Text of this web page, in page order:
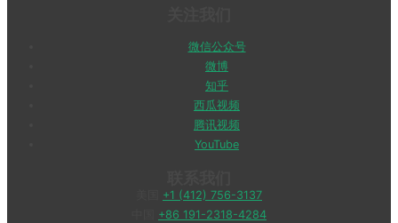
微信公众号
微博
知乎
西瓜视频
腾讯视频
YouTube
+1 (412) 756-3137
+86 191-2318-4284